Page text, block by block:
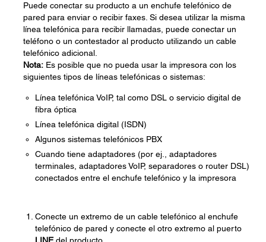
Puede conectar su producto a un enchufe telefónico de
pared para enviar o recibir faxes. Si desea utilizar la misma
línea telefónica para recibir llamadas, puede conectar un
teléfono o un contestador al producto utilizando un cable
telefónico adicional.
Nota: Es posible que no pueda usar la impresora con los
siguientes tipos de líneas telefónicas o sistemas:
Línea telefónica VoIP, tal como DSL o servicio digital de
fibra óptica
Línea telefónica digital (ISDN)
Algunos sistemas telefónicos PBX
Cuando tiene adaptadores (por ej., adaptadores
terminales, adaptadores VoIP, separadores o router DSL)
conectados entre el enchufe telefónico y la impresora
Conecte un extremo de un cable telefónico al enchufe
telefónico de pared y conecte el otro extremo al puerto